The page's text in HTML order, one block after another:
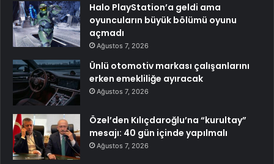
Halo PlayStation’a geldi ama
oyuncuların büyük bölümü oyunu
açmadı
Ağustos 7, 2026
Ünlü otomotiv markası çalışanlarını
erken emekliliğe ayıracak
Ağustos 7, 2026
Özel’den Kılıçdaroğlu’na “kurultay”
mesajı: 40 gün içinde yapılmalı
Ağustos 7, 2026